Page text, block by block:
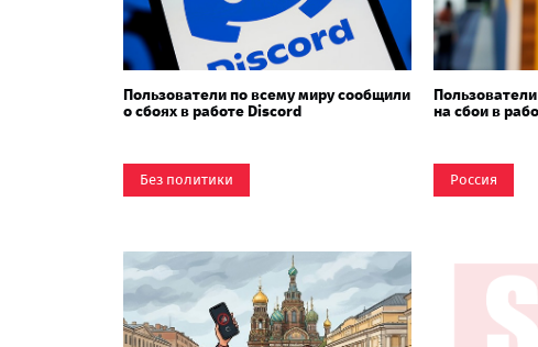
Пользователи по всему миру сообщили
о сбоях в работе Discord
Без политики
на сбои в
Россия